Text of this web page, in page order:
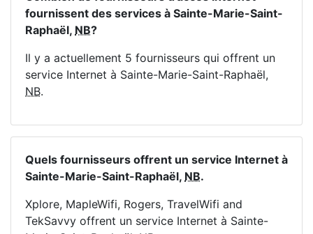
fournissent des services à Sainte-Marie-Saint-
Raphaël, NB?
Il y a actuellement 5 fournisseurs qui offrent un
service Internet à Sainte-Marie-Saint-Raphaël,
NB.
Quels fournisseurs offrent un service Internet à
Sainte-Marie-Saint-Raphaël, NB.
Xplore, MapleWifi, Rogers, TravelWifi and
TekSavvy offrent un service Internet à Sainte-